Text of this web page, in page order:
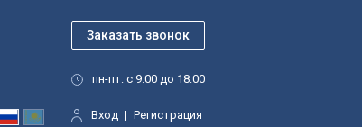
пн-пт: с 9:00 до 18:00
Вход | Регистрация